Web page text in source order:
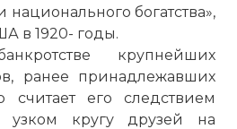
богатства»,
в 1920- годы.
крупнейших
ранее принадлежавших
считает его следствием
узком кругу друзей на